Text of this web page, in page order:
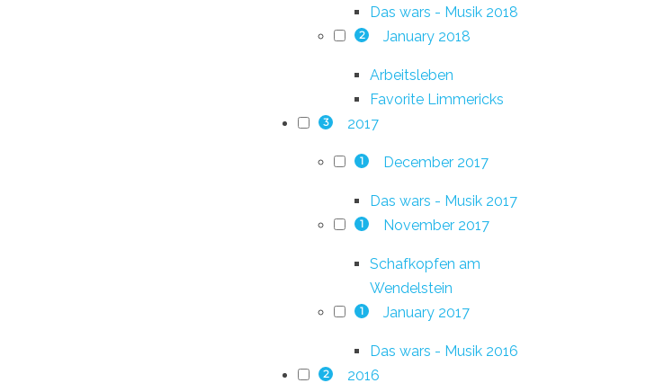
Das wars - Musik 2018
2 January 2018
Arbeitsleben
Favorite Limmericks
3 2017
1 December 2017
Das wars - Musik 2017
1 November 2017
Schafkopfen am
Wendelstein
1 January 2017
Das wars - Musik 2016
2 2016